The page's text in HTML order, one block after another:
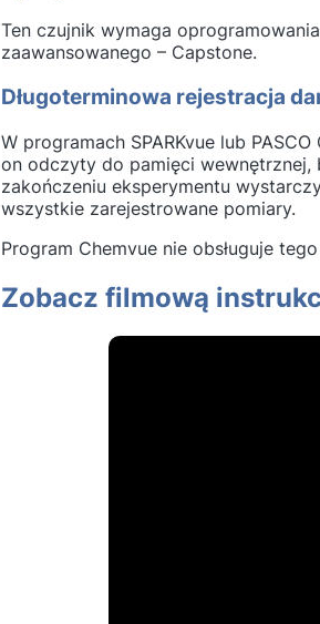
Ten czujnik wymaga
zaawansowanego – Capstone.
Długoterminowa rejestracja
W programach SPARKvue lub
on odczyty do pamięci wewnętrznej,
zakończeniu eksperymentu
wszystkie zarejestrowane pomiary.
Program Chemvue nie obsługuje
Zobacz filmową